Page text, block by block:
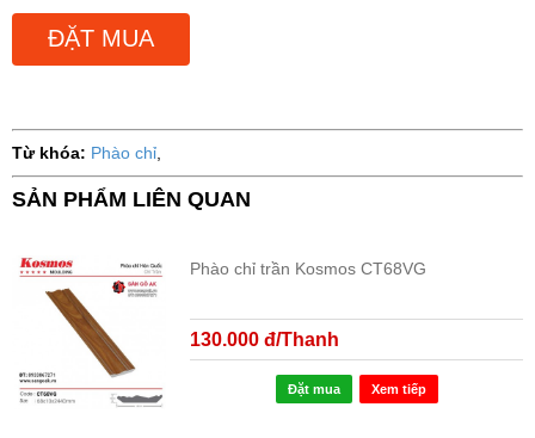
ĐẶT MUA
Từ khóa: Phào chỉ
SẢN PHẨM LIÊN QUAN
Phào chỉ trần Kosmos CT68VG
130.000 đ/Thanh
Đặt mua Xem tiếp